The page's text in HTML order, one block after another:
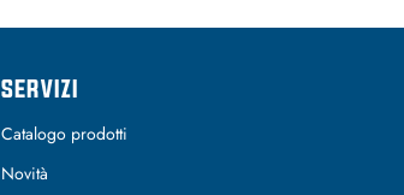
SERVIZI
Catalogo prodotti
Novità